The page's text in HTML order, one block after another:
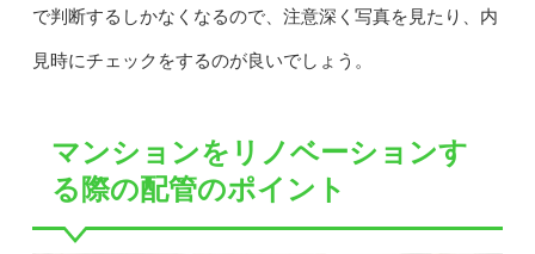
で判断するしかなくなるので、注意深く写真を見たり、内
見時にチェックをするのが良いでしょう。
マンションをリノベーションす
る際の配管のポイント